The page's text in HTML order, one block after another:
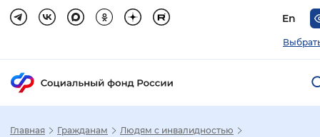
En
Главная Гражданам
Людям с инвалидностью